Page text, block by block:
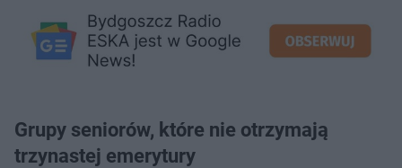
Grupy seniorów, które nie otrzymają
trzynastej emerytury